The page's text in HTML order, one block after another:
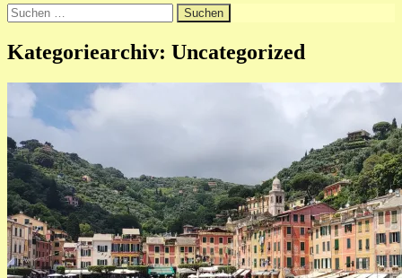
Suchen
nach:
Kategoriearchiv: Uncategorized